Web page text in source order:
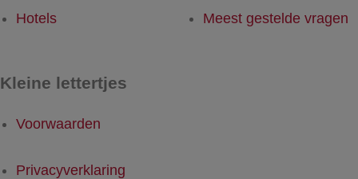
Hotels Meest gestelde vragen
Kleine lettertjes
Voorwaarden
Privacyverklaring